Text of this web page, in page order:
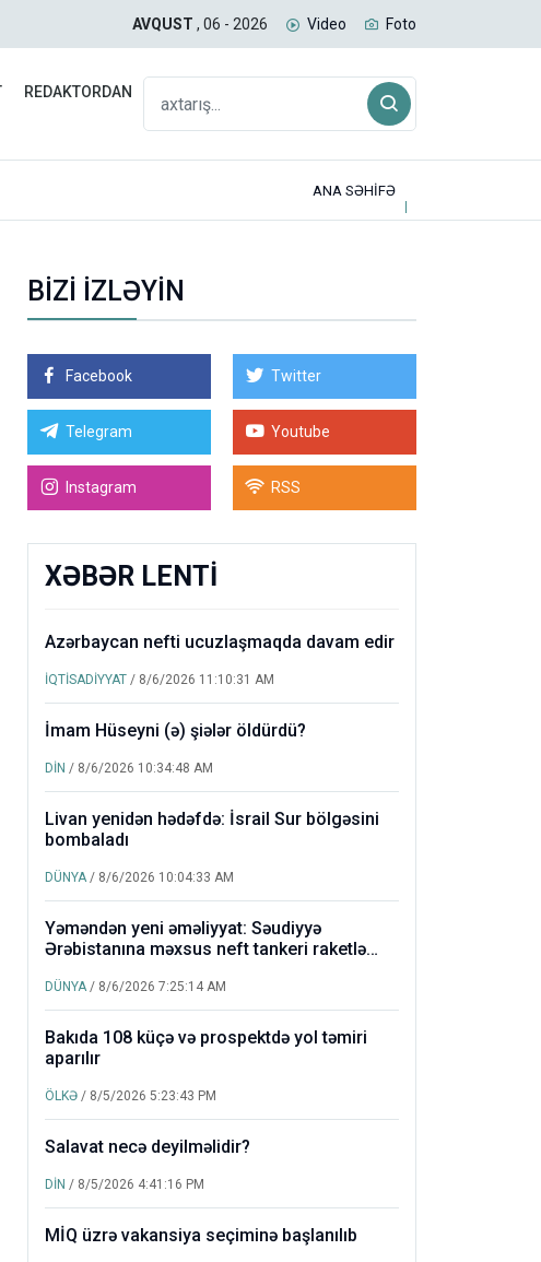
İsrail Sur bölgəsini bombaladı
AVQUST , 06 - 2026 Video Foto
REDAKTORDAN
ANA SƏHİFƏ
BİZİ İZLƏYİN
Facebook Twitter
Telegram Youtube
Instagram RSS
XƏBƏR LENTİ
Azərbaycan nefti ucuzlaşmaqda davam edir
İQTİSADİYYAT / 8/6/2026 11:10:31 AM
İmam Hüseyni (ə) şiələr öldürdü?
DİN / 8/6/2026 10:34:48 AM
Livan yenidən hədəfdə: İsrail Sur bölgəsini
bombaladı
DÜNYA/ 8/6/2026 10:04:33 AM
Yəməndən yeni əməliyyat: Səudiyyə
Ərəbistanına məxsus neft tankeri raketlə
DÜNYA/ 8/6/2026 7:25:14 AM
Bakıda 108 küçə və prospektdə yol təmiri
aparılır
ÖLKƏ / 8/5/2026 5:23:43 PM
Salavat necə deyilməlidir?
DİN / 8/5/2026 4:41:16 PM
MİQ üzrə vakansiya seçiminə başlanılıb